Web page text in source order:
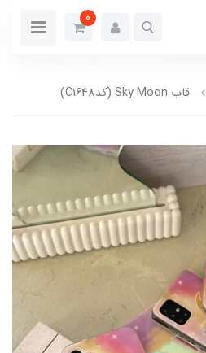
0
قاب Sky Moon (کدC1648)